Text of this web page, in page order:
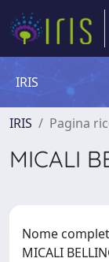
IRIS
IRIS Pagina
MICALI
Nome
MICALI